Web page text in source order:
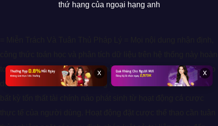
thứ hạng của ngoại hạng anh
toàn chỉ mang tính chất tham khảo cho mục đích giải trí và giáo
dục kiến thức. Chúng tôi không chịu trách nhiệm pháp lý cho
x x